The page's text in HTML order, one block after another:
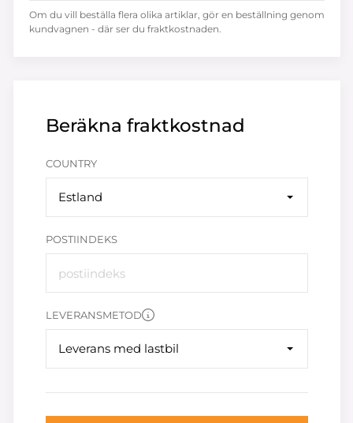
Beräkna fraktkostnad
COUNTRY
Estland
POSTIINDEKS
LEVERANSMETOD
Leverans med lastbil
Om du vill beställa flera olika artiklar, gör en beställning genom
kundvagnen - där ser du fraktkostnaden.